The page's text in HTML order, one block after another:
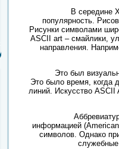
В середине
популярность.
Рисунки символами
ASCII art – смайлики,
направления.
Это был
Это было время, когда
линий. Искусство ASCII
информацией
символов. Однако